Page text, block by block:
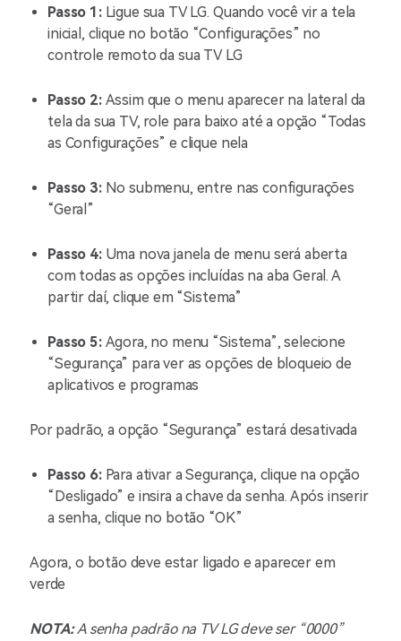
Passo 1: Ligue sua TV LG. Quando você vir a tela
inicial, clique no botão “Configurações” no
controle remoto da sua TV LG
Passo 2: Assim que o menu aparecer na lateral da
tela da sua TV, role para baixo até a opção “Todas
as Configurações” e clique nela
Passo 3:No submenu, entre nas configurações
“Geral”
Passo 4:Uma nova janela de menu será aberta
com todas as opções incluídas na aba Geral. A
partir daí, clique em “Sistema”
Passo 5: Agora, no menu “Sistema”, selecione
“Segurança” para ver as opções de bloqueio de
aplicativos e programas
Por padrão, a opção “Segurança” estará desativada
Passo 6:Para ativar a Segurança, clique na opção
“Desligado” e insira a chave da senha. Após inserir
a senha, clique no botão “OK”
Agora, o botão deve estar ligado e aparecer em
verde
NOTA:A senha padrão na TV LG deve ser “0000”